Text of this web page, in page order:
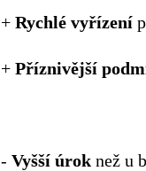
+ Rychlé vyřízení
+ Příznivější
- Vyšší úrok než u